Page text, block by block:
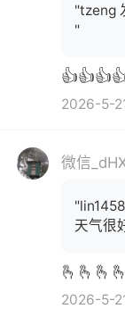
"tzeng
"
2026-5-
微信
天气很
2026-5-